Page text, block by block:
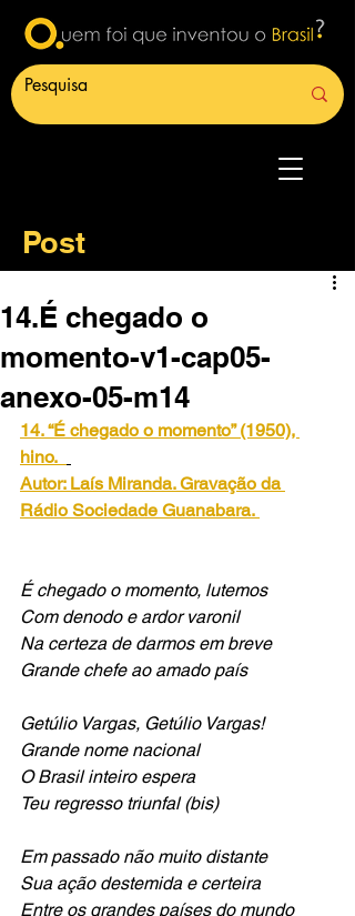
Post
14.É chegado o
momento-v1-cap05-
anexo-05-m14
14. “É chegado o momento” (1950),
hino.
Autor: Laís Miranda. Gravação da
Rádio Sociedade Guanabara.
É chegado o momento, lutemos
Com denodo e ardor varonil
Na certeza de darmos em breve
Grande chefe ao amado país
Getúlio Vargas, Getúlio Vargas!
Grande nome nacional
O Brasil inteiro espera
Teu regresso triunfal (bis)
Em passado não muito distante
Sua ação destemida e certeira
Entre os grandes países do mundo